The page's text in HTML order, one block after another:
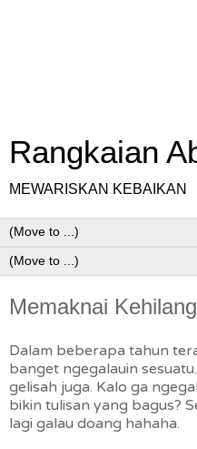
Rangkaian
MEWARISKAN KEBAIKAN
Memaknai
Dalam beberapa tahun
banget ngegalauin
gelisah juga. Kalo ga
bikin tulisan yang bagus?
lagi galau doang hahaha.